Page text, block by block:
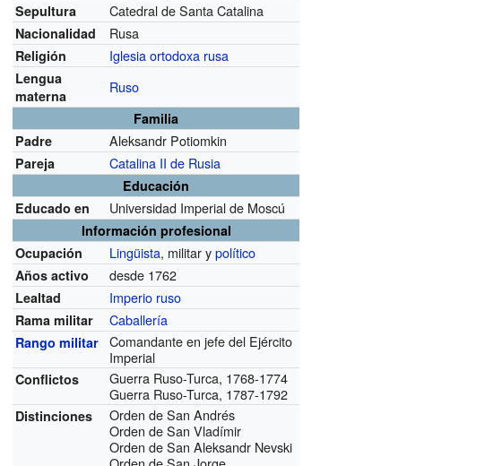
Sepultura Catedral de Santa Catalina
Nacionalidad Rusa
Religión Iglesia ortodoxa rusa
Lengua
materna
Ruso
Familia
Padre
Aleksandr Potiomkin
Pareja Catalina II de Rusia
Educación
Educado en
Universidad Imperial de Moscú
Información profesional
Ocupación
Lingüista, militar ypolítico
Años activo desde 1762
Lealtad Imperio ruso
Rama militar Caballería
Rango militar
Comandante en jefe del Ejército
Imperial
Conflictos
Guerra Ruso-Turca, 1768-1774
Guerra Ruso-Turca, 1787-1792
Distinciones
Orden de San Andrés
Orden de San Vladímir
Orden de San Aleksandr Nevski